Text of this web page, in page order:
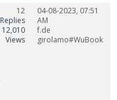
12
Replies
12,010
Views
04-08-2023, 07:51
AM
f.de
girolamo#WuBook